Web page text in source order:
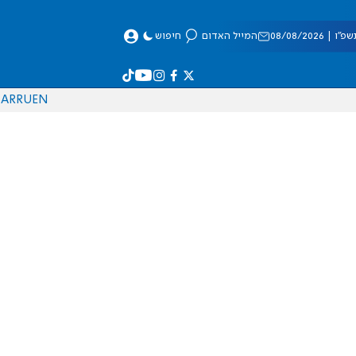
08/2026 המייל האדום חיפוש
EN
RU
AR